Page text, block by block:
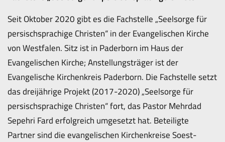
Seit Oktober 2020 gibt es die Fachstelle „Seelsorge für
persischsprachige Christen“ in der Evangelischen Kirche
von Westfalen. Sitz ist in Paderborn im Haus der
Evangelischen Kirche; Anstellungsträger ist der
Evangelische Kirchenkreis Paderborn. Die Fachstelle setzt
das dreijährige Projekt (2017-2020) „Seelsorge für
persischsprachige Christen“ fort, das Pastor Mehrdad
Sepehri Fard erfolgreich umgesetzt hat. Beteiligte
Partner sind die evangelischen Kirchenkreise Soest-